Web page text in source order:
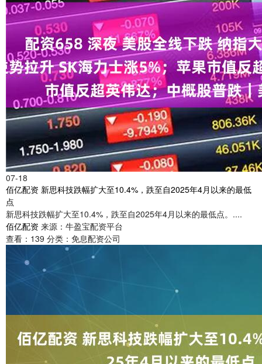
07-18
佰亿配资 新思科技跌幅扩大至10.4%，跌至自2025年4月以来的最低
点
新思科技跌幅扩大至10.4%，跌至自2025年4月以来的最低点。....
佰亿配资 来源：牛盈宝配资平台
查看： 139 分类： 免息配资公司